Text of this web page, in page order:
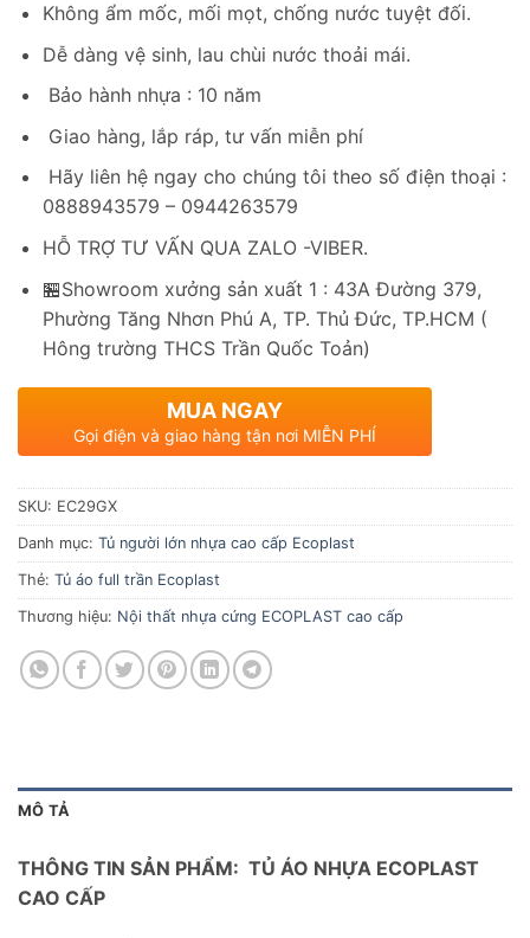
Không ẩm mốc, mối mọt, chống nước tuyệt đối.
Dễ dàng vệ sinh, lau chùi nước thoải mái.
Bảo hành nhựa : 10 năm
Giao hàng, lắp ráp, tư vấn miễn phí
Hãy liên hệ ngay cho chúng tôi theo số điện thoại :
0888943579 – 0944263579
HỖ TRỢ TƯ VẤN QUA ZALO -VIBER.
🏪Showroom xưởng sản xuất 1 : 43A Đường 379,
Phường Tăng Nhơn Phú A, TP. Thủ Đức, TP.HCM (
Hông trường THCS Trần Quốc Toản)
MUA NGAY
Gọi điện và giao hàng tận nơi MIỄN PHÍ
SKU: EC29GX
Danh mục: Tủ người lớn nhựa cao cấp Ecoplast
Thẻ: Tủ áo full trần Ecoplast
Thương hiệu: Nội thất nhựa cứng ECOPLAST cao cấp
MÔ TẢ
THÔNG TIN SẢN PHẨM: TỦ ÁO NHỰA ECOPLAST
CAO CẤP